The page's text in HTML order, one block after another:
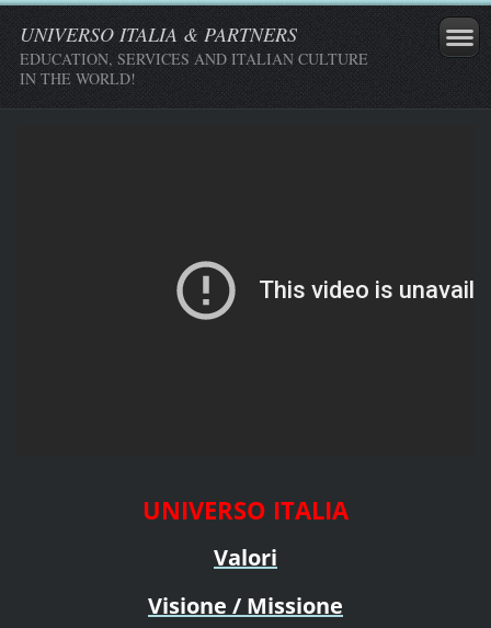
UNIVERSO ITALIA & PARTNERS
EDUCATION, SERVICES AND ITALIAN CULTURE
IN THE WORLD!
UNIVERSO ITALIA
Valori
Visione / Missione